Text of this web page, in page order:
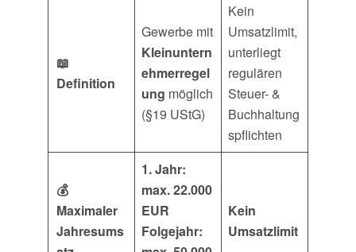
📖
Definition
Gewerbe mit
Kleinuntern
ehmerregel
ung möglich
(§19 UStG)
Kein
Umsatzlimit,
unterliegt
regulären
Steuer- &
Buchhaltung
spflichten
💰
Maximaler
Jahresums
1. Jahr:
max. 22.000
EUR
Folgejahr:
Kein
Umsatzlimit